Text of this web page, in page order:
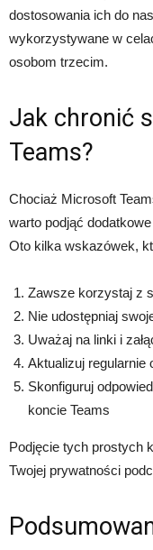
dostosowania ich do
wykorzystywane w
osobom trzecim.
Jak chronić
Teams?
Chociaż Microsoft
warto podjąć
Oto kilka wskazówek,
Zawsze korzystaj z
Nie udostępniaj
Uważaj na linki i
Aktualizuj regularnie
Skonfiguruj
koncie Teams
Podjęcie tych prostych
Twojej prywatności